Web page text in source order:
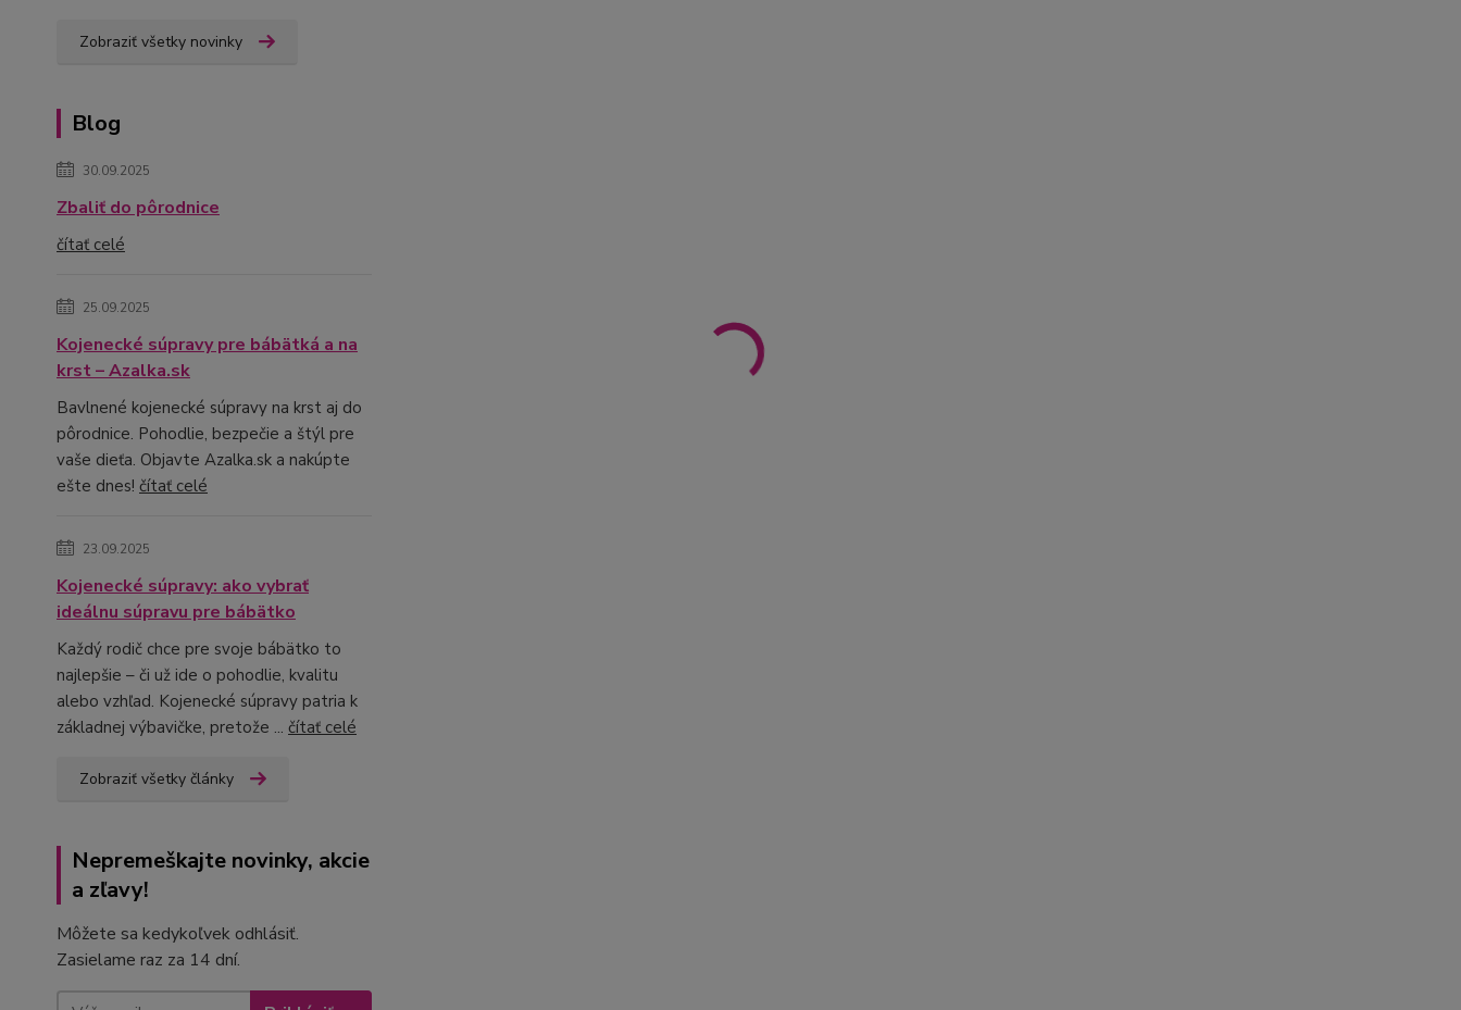
Zobraziť všetky novinky
Blog
30.09.2025
Zbaliť do pôrodnice
čítať celé
25.09.2025
Kojenecké súpravy pre bábätká a na
krst – Azalka.sk
Bavlnené kojenecké súpravy na krst aj do
pôrodnice. Pohodlie, bezpečie a štýl pre
vaše dieťa. Objavte Azalka.sk a nakúpte
ešte dnes! čítať celé
23.09.2025
Kojenecké súpravy: ako vybrať
ideálnu súpravu pre bábätko
Každý rodič chce pre svoje bábätko to
najlepšie – či už ide o pohodlie, kvalitu
alebo vzhľad. Kojenecké súpravy patria k
základnej výbavičke, pretože ... čítať celé
Zobraziť všetky články
Nepremeškajte novinky, akcie
a zľavy!
Môžete sa kedykoľvek odhlásiť.
Zasielame raz za 14 dní.